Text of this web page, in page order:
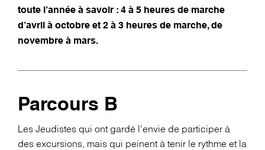
toute l’année à savoir : 4 à 5 heures de marche
d’avril à octobre et 2 à 3 heures de marche, de
novembre à mars.
Parcours B
Les Jeudistes qui ont gardé l’envie de participer à
des excursions, mais qui peinent à tenir le rythme et la